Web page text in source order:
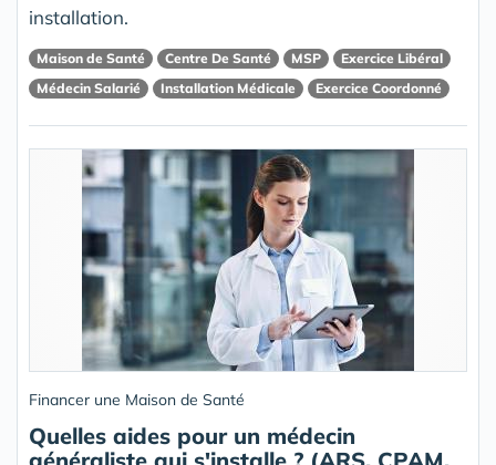
installation.
Maison de Santé Centre De Santé MSP
Exercice Libéral
Médecin Salarié
Installation Médicale Exercice Coordonné
Financer une Maison de Santé
Quelles aides pour un médecin
généraliste qui s'installe ? (ARS, CPAM,